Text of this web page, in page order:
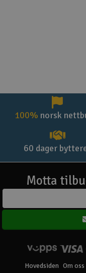
100% norsk
60 dager
Motta
Hovedsiden Om oss